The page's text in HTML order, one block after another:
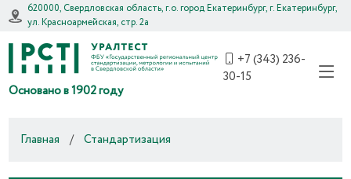
620000, Свердловская область, г.о. город Екатеринбург, г. Екатеринбург,
ул. Красноармейская, стр. 2а
Основано в 1902 году
+7 (343) 236-
30-15
Главная / Стандартизация